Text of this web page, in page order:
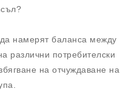
намерят баланса между
различни потребителски
на отчуждаване на